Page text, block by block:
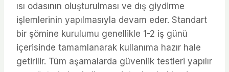
ısı odasının oluşturulması ve dış giydirme
işlemlerinin yapılmasıyla devam eder. Standart
bir şömine kurulumu genellikle 1-2 iş günü
içerisinde tamamlanarak kullanıma hazır hale
getirilir. Tüm aşamalarda güvenlik testleri yapılır